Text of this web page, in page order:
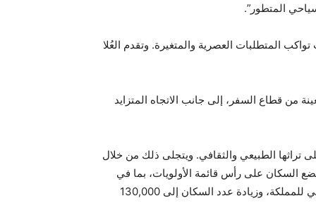
المتطور”.
المتطلبات العصرية والمتغيرة. وتقدم العُلا
من قطاع السفر، إلى جانب الاتجاه المتزايد
تراثها الطبيعي والثقافي. ويتجلى ذلك من خلال
السكان على رأس قائمة الأولويات، بما في
ذلك خلق 38,000 وظيفة جديدة، والمساهمة بمبلغ 120 مليار ريال سعودي (32 مليار دولار أمريكي) في الناتج المحلي الإجمالي للمملكة، وزيادة عدد السكان إلى 130,000